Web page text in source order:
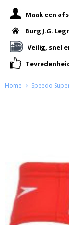
Maak een
Burg J.G.
Veilig, snel
Home Speedo